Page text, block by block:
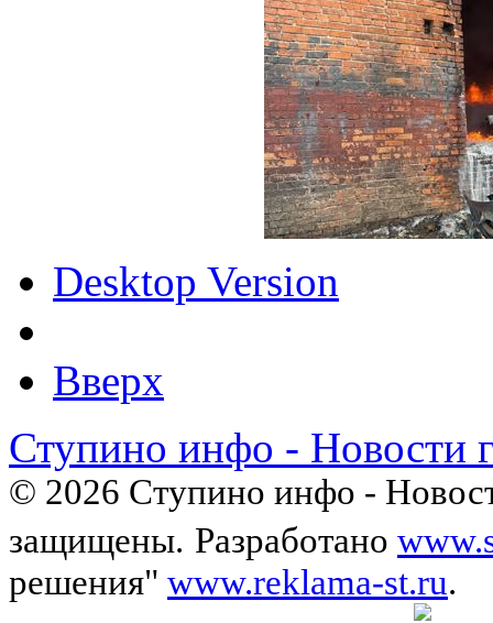
Desktop Version
Вверх
Ступино инфо - Новости
© 2026 Ступино инфо -
защищены. Разработано
решения" www.reklama-st.ru.